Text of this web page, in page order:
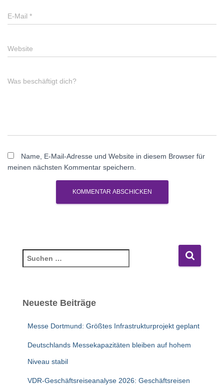
E-Mail *
Website
Was beschäftigt dich?
Name, E-Mail-Adresse und Website in diesem Browser für
meinen nächsten Kommentar speichern.
u
eNeueste Beiträge
Messe Dortmund: Größtes Infrastrukturprojekt geplant
Deutschlands Messekapazitäten bleiben auf hohem
Niveau stabil
VDR-Geschäftsreiseanalyse 2026: Geschäftsreisen